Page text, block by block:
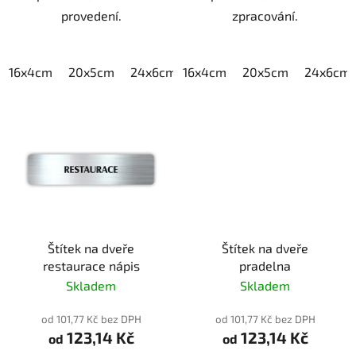
provedení.
16x4cm 20x5cm 24x6cm 30x7,5cm 40x10cm
zpracování.
16x4cm 20x5cm 24x6cm
Štítek na dveře
restaurace nápis
Skladem
od 101,77 Kč bez DPH
od 123,14 Kč
Štítek na dveře
pradelna
Skladem
od 101,77 Kč bez DPH
od 123,14 Kč